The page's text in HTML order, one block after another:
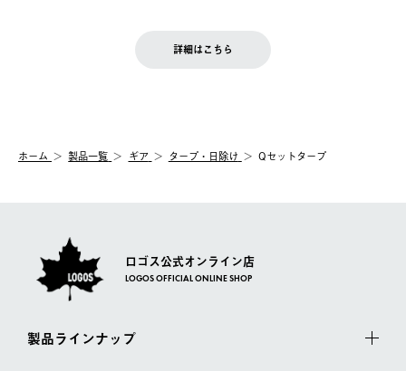
【配送業者】
佐川急便にて配送されます。
お客様都合の返品にかかる送料は、お客様ご負担とさせていただ
一度お手元の商品を返品いただき、ご希望商品を再注文してくだ
LOGOS FAMILY会員の方は、会員マイページ内 購入履歴画面に
詳細はこちら
ホーム 製品一覧 ギア タープ・日除け Qセットタープ
ロゴス公式オンライン店
LOGOS OFFICIAL ONLINE SHOP
製品ラインナップ